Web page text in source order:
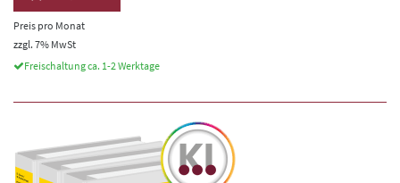
Preis pro Monat
zzgl. 7% MwSt
Freischaltung ca. 1-2 Werktage